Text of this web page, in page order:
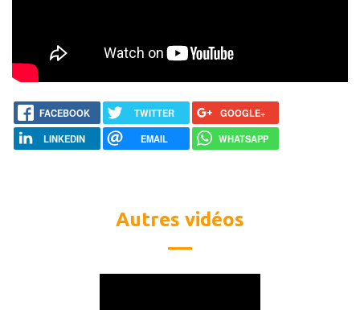
FACEBOOK TWITTER
GOOGLE+
LINKEDIN
EMAIL WHATSAPP
Autres vidéos